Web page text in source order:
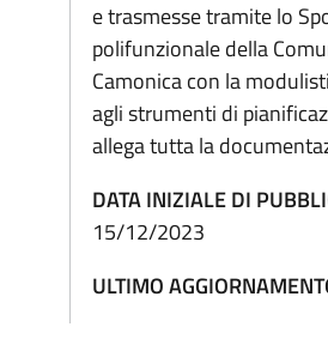
e trasmesse tramite lo
polifunzionale della
Camonica con la
agli strumenti di
allega tutta la
DATA INIZIALE DI
15/12/2023
ULTIMO